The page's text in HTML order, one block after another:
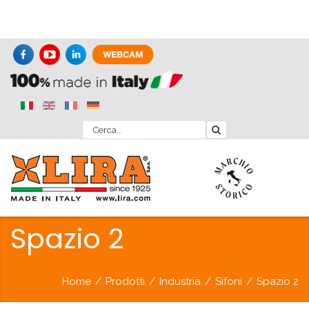
Spazio 2
Home / Prodotti / Industria / Sifoni / Spazio 2